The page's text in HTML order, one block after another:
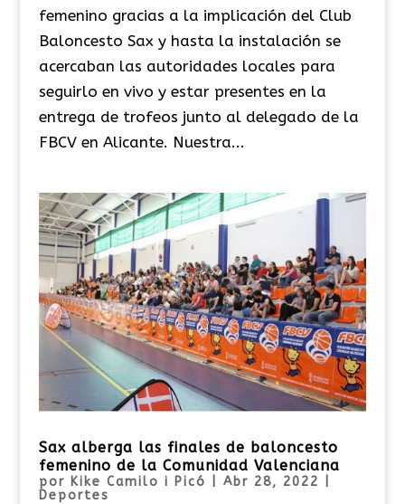
femenino gracias a la implicación del Club
Baloncesto Sax y hasta la instalación se
acercaban las autoridades locales para
seguirlo en vivo y estar presentes en la
entrega de trofeos junto al delegado de la
FBCV en Alicante. Nuestra...
Sax alberga las finales de baloncesto
femenino de la Comunidad Valenciana
por Kike Camilo i Picó Abr 28, 2022
Deportes